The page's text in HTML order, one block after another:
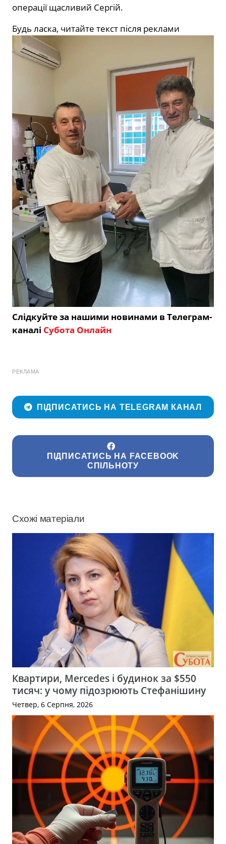
операції щасливий Сергій.
Будь ласка, читайте текст після реклами
Слідкуйте за нашими новинами в Телеграм-
каналі Субота Онлайн
РЕКЛАМА
ПІДПИСАТИСЬ НА TELEGRAM КАНАЛ
ПІДПИСАТИСЬ НА FACEBOOK
СПІЛЬНОТУ
Схожі матеріали
Квартири, Mercedes і будинок за $550
тисяч: у чому підозрюють Стефанішину
Четвер, 6 Серпня, 2026